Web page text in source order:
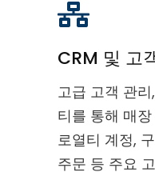
CRM 및 고
고급 고객 관
티를 통해 매
로열티 계정,
주문 등 주요